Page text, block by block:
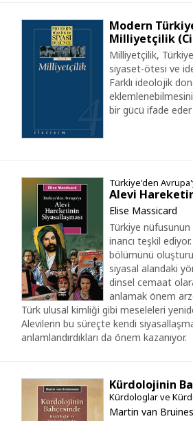
Modern
Milliyetçilik
Milliyetçilik,
siyaset-ötesi ve
Farklı ideolojik
bir gücü ifade
Türkiye'den
Alevi
Elise Massicard
Türkiye
inancı teşkil
bölümünü
siyasal alandaki
dinsel cemaat
anlamak önem
Türk ulusal kimliği gibi meseleleri
Alevilerin bu süreçte kendi
anlamlandırdıkları da önem kazanıyor.
Kürdolojinin
Kürdologlar ve
Martin van